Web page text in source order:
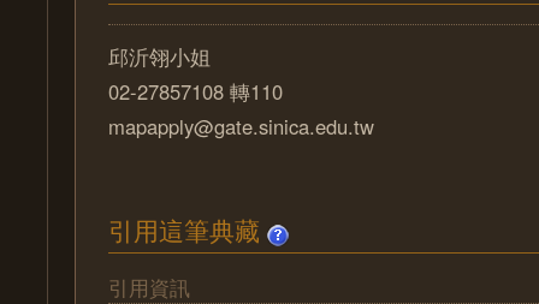
邱沂翎小姐
02-27857108 轉110
mapapply@gate.sinica.edu.tw
引用這筆典藏
引用資訊